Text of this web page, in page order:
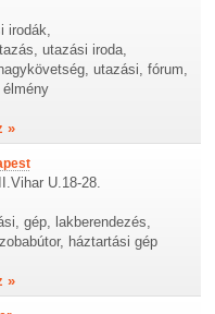
irodák,
utazási iroda,
utazási, fórum,
élmény
»
U.18-28.
gép, lakberendezés,
háztartási gép
»